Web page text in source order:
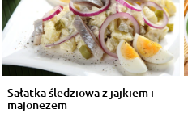
Sałatka śledziowa z jajkiem i
majonezem